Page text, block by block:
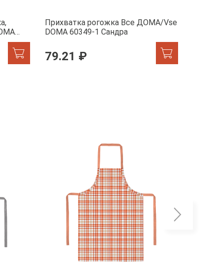
Прихватка рогожка Все ДОМА/Vse
DOMA 60349-1 Сандра
79.21 ₽